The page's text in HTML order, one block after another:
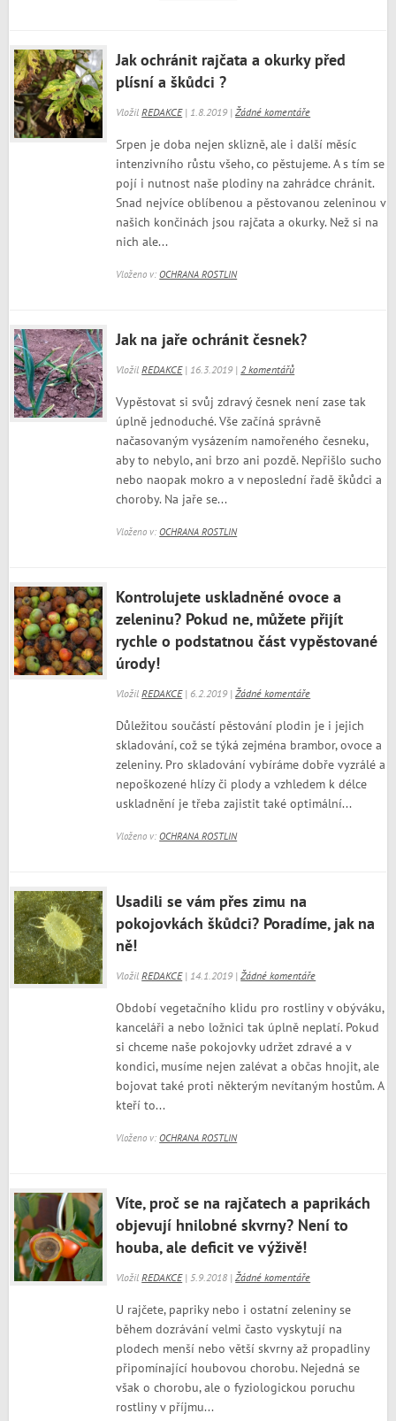
Jak ochránit rajčata a okurky před
plísní a škůdci ?
VložilREDAKCE| 1.8.2019 |Žádné komentáře
Srpen je doba nejen sklizně, ale i další měsíc
intenzivního růstu všeho, co pěstujeme. A s tím se
pojí i nutnost naše plodiny na zahrádce chránit.
Snad nejvíce oblíbenou a pěstovanou zeleninou v
našich končinách jsou rajčata a okurky. Než si na
nich ale...
Vloženo v:OCHRANA ROSTLIN
Jak na jaře ochránit česnek?
VložilREDAKCE| 16.3.2019 | 2 komentářů
Vypěstovat si svůj zdravý česnek není zase tak
úplně jednoduché. Vše začíná správně
načasovaným vysázením namořeného česneku,
aby to nebylo, ani brzo ani pozdě. Nepřišlo sucho
nebo naopak mokro a v neposlední řadě škůdci a
choroby. Na jaře se...
Vloženo v:OCHRANA ROSTLIN
Kontrolujete uskladněné ovoce a
zeleninu? Pokud ne, můžete přijít
rychle o podstatnou část vypěstované
úrody!
VložilREDAKCE| 6.2.2019 |Žádné komentáře
Důležitou součástí pěstování plodin je i jejich
skladování, což se týká zejména brambor, ovoce a
zeleniny. Pro skladování vybíráme dobře vyzrálé a
nepoškozené hlízy či plody a vzhledem k délce
uskladnění je třeba zajistit také optimální...
Vloženo v:OCHRANA ROSTLIN
Usadili se vám přes zimu na
pokojovkách škůdci? Poradíme, jak na
ně!
VložilREDAKCE| 14.1.2019 |Žádné komentáře
Období vegetačního klidu pro rostliny v obýváku,
kanceláři a nebo ložnici tak úplně neplatí. Pokud
si chceme naše pokojovky udržet zdravé a v
kondici, musíme nejen zalévat a občas hnojit, ale
bojovat také proti některým nevítaným hostům. A
kteří to...
Vloženo v:OCHRANA ROSTLIN
Víte, proč se na rajčatech a paprikách
objevují hnilobné skvrny? Není to
houba, ale deficit ve výživě!
VložilREDAKCE| 5.9.2018 |Žádné komentáře
U rajčete, papriky nebo i ostatní zeleniny se
během dozrávání velmi často vyskytují na
plodech menší nebo větší skvrny až propadliny
připomínající houbovou chorobu. Nejedná se
však o chorobu, ale o fyziologickou poruchu
rostliny v příjmu...